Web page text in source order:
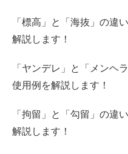
「標高」と「海抜」の違
解説します！
「ヤンデレ」と「メンヘ
使用例を解説します！
「拘留」と「勾留」の違
解説します！